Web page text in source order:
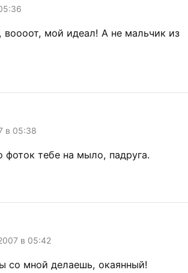
мой идеал! А не мальчик из
в 05:38
фоток тебе на мыло, падруга.
в 05:42
со мной делаешь, окаянный!